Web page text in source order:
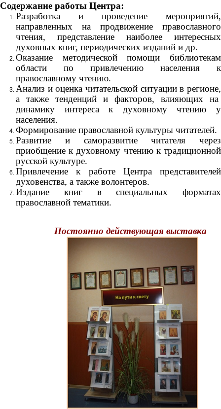
Содержание работы Центра:
Разработка и проведение мероприятий,
направленных на продвижение православного
чтения, представление наиболее интересных
духовных книг, периодических изданий и др.
Оказание методической помощи библиотекам
области по привлечению населения к
православному чтению.
Анализ и оценка читательской ситуации в регионе,
а также тенденций и факторов, влияющих на
динамику интереса к духовному чтению у
населения.
Формирование православной культуры читателей.
Развитие и саморазвитие читателя через
приобщение к духовному чтению к традиционной
русской культуре.
Привлечение к работе Центра представителей
духовенства, а также волонтеров.
Издание книг в специальных форматах
православной тематики.
Постоянно действующая выставка